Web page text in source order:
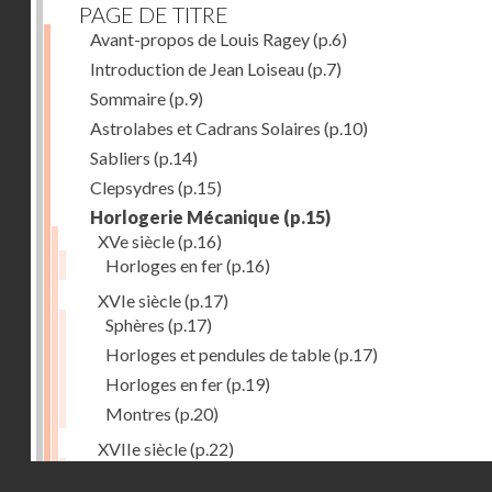
PAGE DE TITRE
Avant-propos de Louis Ragey(p.6)
Introduction de Jean Loiseau(p.7)
Sommaire(p.9)
Astrolabes et Cadrans Solaires (p.10)
Sabliers (p.14)
Clepsydres (p.15)
Horlogerie Mécanique (p.15)
XVe siècle(p.16)
Horloges en fer(p.16)
XVIe siècle(p.17)
Sphères (p.17)
Horloges et pendules de table(p.17)
Horloges en fer(p.19)
Montres (p.20)
XVIIe siècle(p.22)